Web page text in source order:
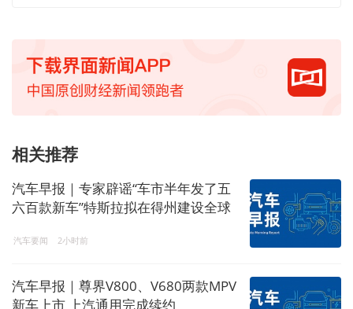
相关推荐
汽车早报｜专家辟谣“车市半年发了五
六百款新车”特斯拉拟在得州建设全球
汽车要闻 2小时前
汽车早报｜尊界V800、V680两款MPV
新车上市 上汽通用完成续约